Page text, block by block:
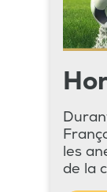
les
de la